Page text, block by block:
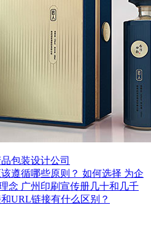
包装设计公司
遵循哪些原则？ 如何选择 为企
念 广州印刷宣传册几十和几千
URL链接有什么区别？